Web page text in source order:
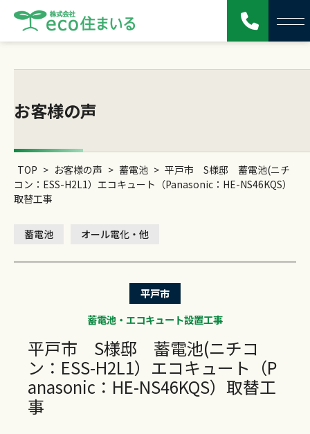
お客様の声
TOP > お客様の声 > 蓄電池 > 平戸市 S様邸 蓄電池(ニチ
コン：ESS-H2L1）エコキュート（Panasonic：HE-NS46KQS）
取替工事
蓄電池 オール電化・他
平戸市
蓄電池・エコキュート設置工事
平戸市 S様邸 蓄電池(ニチコ
ン：ESS-H2L1）エコキュート（P
anasonic：HE-NS46KQS）取替工
事